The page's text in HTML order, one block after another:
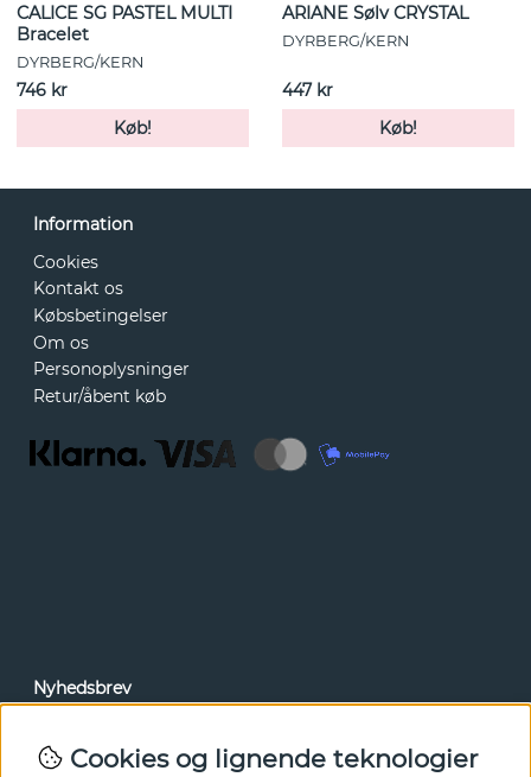
CALICE SG PASTEL MULTI
Bracelet
DYRBERG/KERN
746 kr
Køb!
ARIANE Sølv CRYSTAL
DYRBERG/KERN
447 kr
Køb!
Information
Cookies
Kontakt os
Købsbetingelser
Om os
Personoplysninger
Retur/åbent køb
Nyhedsbrev
tilbud før alle andre. Tilmeld dig herunder.
Cookies og lignende teknologier